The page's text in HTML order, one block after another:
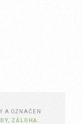
A OZNAČEN
ZÁLOHA